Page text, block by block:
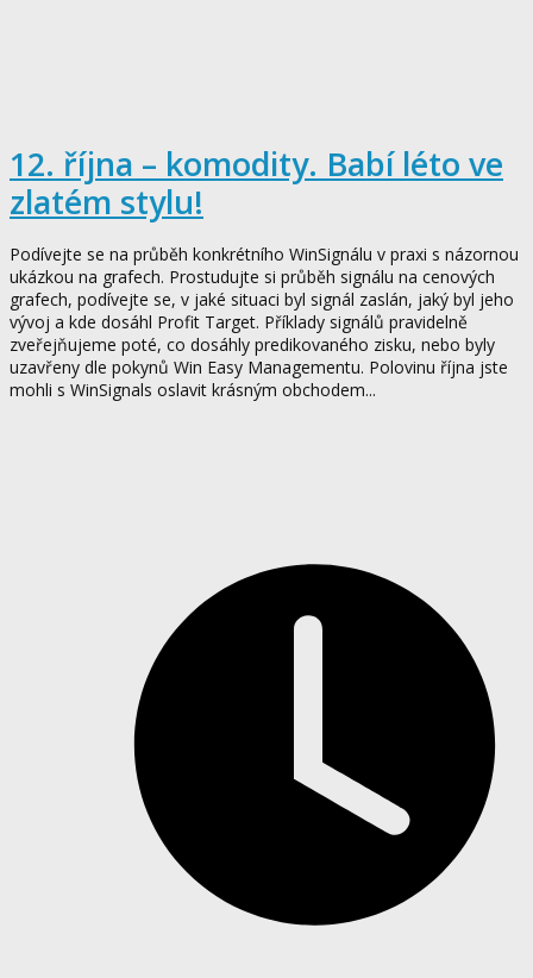
12. října – komodity. Babí léto ve
zlatém stylu!
Podívejte se na průběh konkrétního WinSignálu v praxi s názornou
ukázkou na grafech. Prostudujte si průběh signálu na cenových
grafech, podívejte se, v jaké situaci byl signál zaslán, jaký byl jeho
vývoj a kde dosáhl Profit Target. Příklady signálů pravidelně
zveřejňujeme poté, co dosáhly predikovaného zisku, nebo byly
uzavřeny dle pokynů Win Easy Managementu. Polovinu října jste
mohli s WinSignals oslavit krásným obchodem...